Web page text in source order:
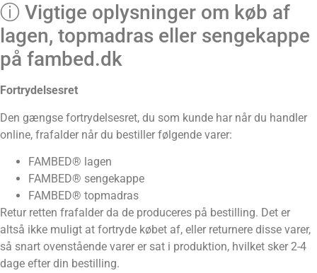
ⓘ Vigtige oplysninger om køb af
lagen, topmadras eller sengekappe
på fambed.dk
Fortrydelsesret
Den gængse fortrydelsesret, du som kunde har når du handler
online, frafalder når du bestiller følgende varer:
FAMBED® lagen
FAMBED® sengekappe
FAMBED® topmadras
Retur retten frafalder da de produceres på bestilling. Det er
altså ikke muligt at fortryde købet af, eller returnere disse varer,
så snart ovenstående varer er sat i produktion, hvilket sker 2-4
dage efter din bestilling.